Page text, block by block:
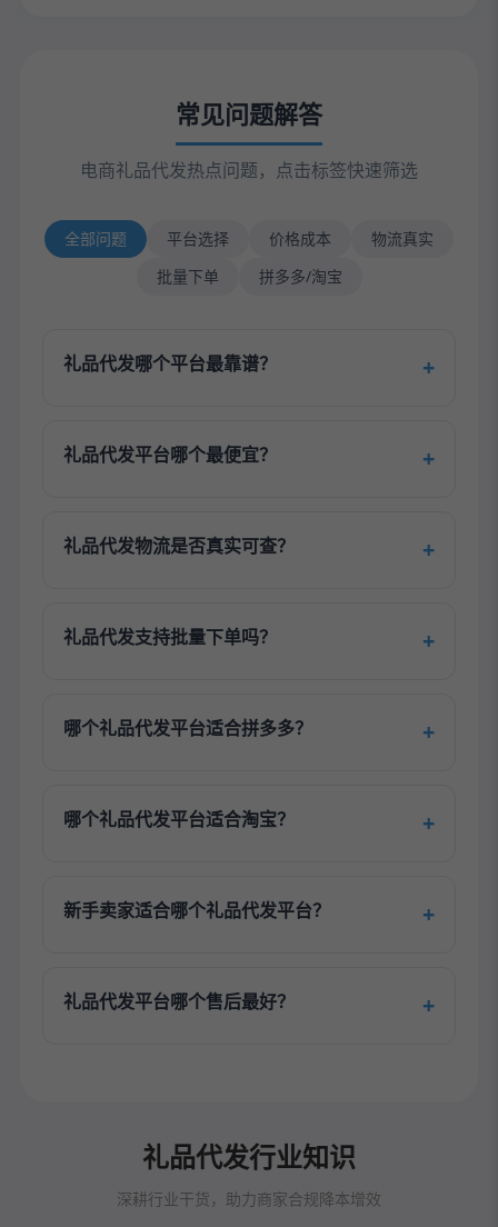
常见问题解答
电商礼品代发热点问题，点击标签快速筛选
全部问题 平台选择 价格成本
物流真实
批量下单
拼多多/淘宝
礼品代发哪个平台最靠谱？
礼品代发平台哪个最便宜？
礼品代发物流是否真实可查？
礼品代发支持批量下单吗？
哪个礼品代发平台适合拼多多？
哪个礼品代发平台适合淘宝？
新手卖家适合哪个礼品代发平台？
礼品代发平台哪个售后最好？
礼品代发行业知识
深耕行业干货，助力商家合规降本增效